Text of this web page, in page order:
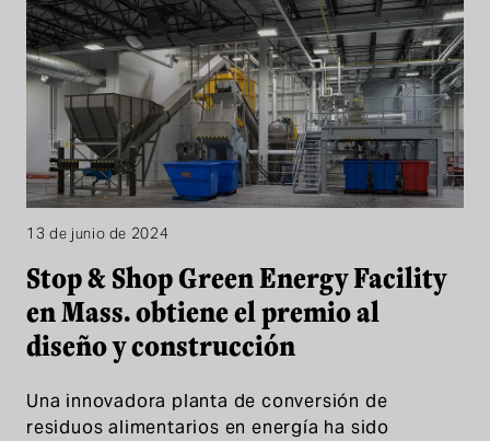
13 de junio de 2024
Stop & Shop Green Energy Facility
en Mass. obtiene el premio al
diseño y construcción
Una innovadora planta de conversión de
residuos alimentarios en energía ha sido